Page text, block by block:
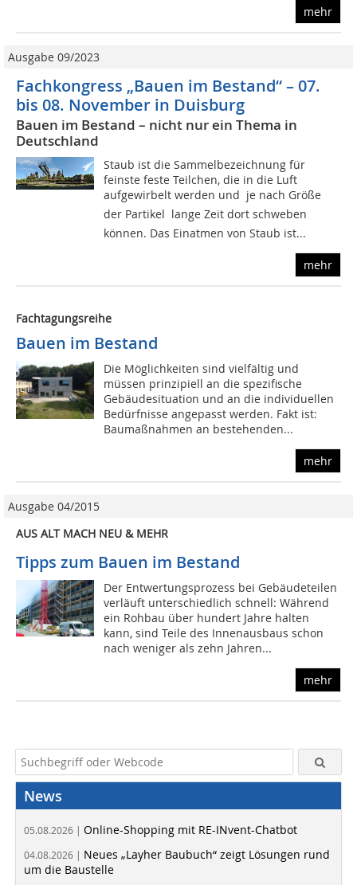
mehr
Ausgabe 09/2023
Fachkongress „Bauen im Bestand“ – 07.
bis 08. November in Duisburg
Bauen im Bestand – nicht nur ein Thema in
Deutschland
Staub ist die Sammelbezeichnung für
feinste feste Teilchen, die in die Luft
aufgewirbelt werden und  je nach Größe
der Partikel  lange Zeit dort schweben
können. Das Einatmen von Staub ist...
mehr
Fachtagungsreihe
Bauen im Bestand
Die Möglichkeiten sind vielfältig und
müssen prinzipiell an die spezifische
Gebäudesituation und an die individuellen
Bedürfnisse angepasst werden. Fakt ist:
Baumaßnahmen an bestehenden...
mehr
Ausgabe 04/2015
AUS ALT MACH NEU & MEHR
Tipps zum Bauen im Bestand
Der Entwertungsprozess bei Gebäudeteilen
verläuft unterschiedlich schnell: Während
ein Rohbau über hundert Jahre halten
kann, sind Teile des Innenausbaus schon
nach weniger als zehn Jahren...
mehr
News
05.08.2026 | Online-Shopping mit RE-INvent-Chatbot
04.08.2026 | Neues „Layher Baubuch“ zeigt Lösungen rund
um die Baustelle